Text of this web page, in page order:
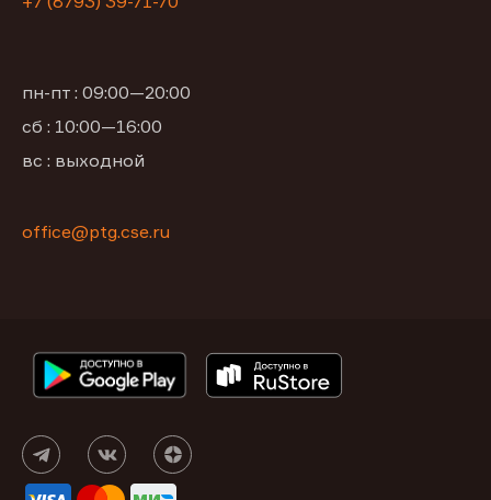
пн-пт : 09:00—20:00
сб : 10:00—16:00
вс : выходной
office@ptg.cse.ru